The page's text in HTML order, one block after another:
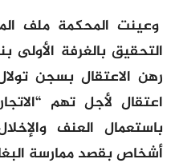
وعينت المحكمة ملف
التحقيق بالغرفة الأولى
رهن الاعتقال بسجن
اعتقال لأجل تهم
باستعمال العنف
أشخاص بقصد ممارسة